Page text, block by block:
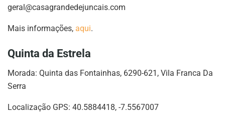
geral@casagrandedejuncais.com
Mais informações, aqui.
Quinta da Estrela
Morada: Quinta das Fontainhas, 6290-621, Vila Franca Da
Serra
Localização GPS: 40.5884418, -7.5567007